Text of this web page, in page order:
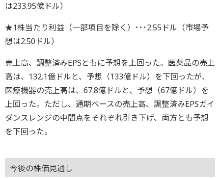
は233.95億ドル）
★1株当たり利益（一部項目を除く）･･･2.55ドル（市場予
想は2.50ドル）
売上高、調整済みEPSともに予想を上回った。医薬品の売上
高は、132.1億ドルと、予想（133億ドル）を下回ったが、
医療機器の売上高は、67.8億ドルと、予想（67億ドル）を
上回った。ただし、通期ベースの売上高、調整済みEPSガイ
ダンスレンジの中間点をそれぞれ引き下げ、両方とも予想
を下回った。
今後の株価見通し